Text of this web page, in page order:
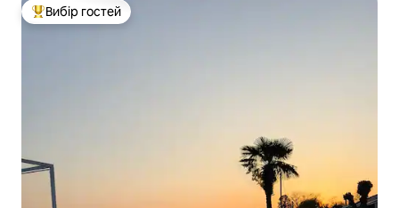
Топ вибір гостей
Вибір гостей